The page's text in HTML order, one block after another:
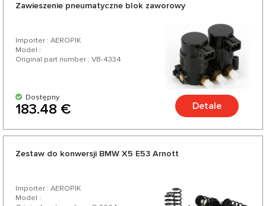
Zawieszenie pneumatyczne blok zaworowy
Importer : AEROPIK
Model :
Original part number : VB-4334
Dostępny
183.48 € Detale
Zestaw do konwersji BMW X5 E53 Arnott
Importer : AEROPIK
Model :